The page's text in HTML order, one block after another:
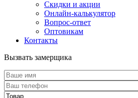
Скидки и акции
Онлайн-калькулятор
Вопрос-ответ
Оптовикам
Контакты
Вызвать замерщика